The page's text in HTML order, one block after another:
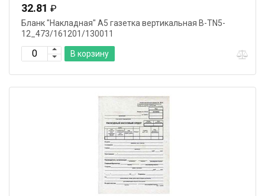
32.81 ₽
Бланк "Накладная" А5 газетка вертикальная B-TN5-
12_473/161201/130011
В корзину